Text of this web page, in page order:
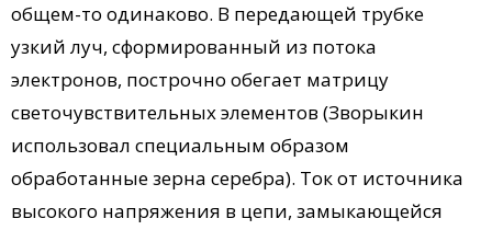
общем-то одинаково. В передающей трубке
узкий луч, сформированный из потока
электронов, построчно обегает матрицу
светочувствительных элементов (Зворыкин
использовал специальным образом
обработанные зерна серебра). Ток от источника
высокого напряжения в цепи, замыкающейся